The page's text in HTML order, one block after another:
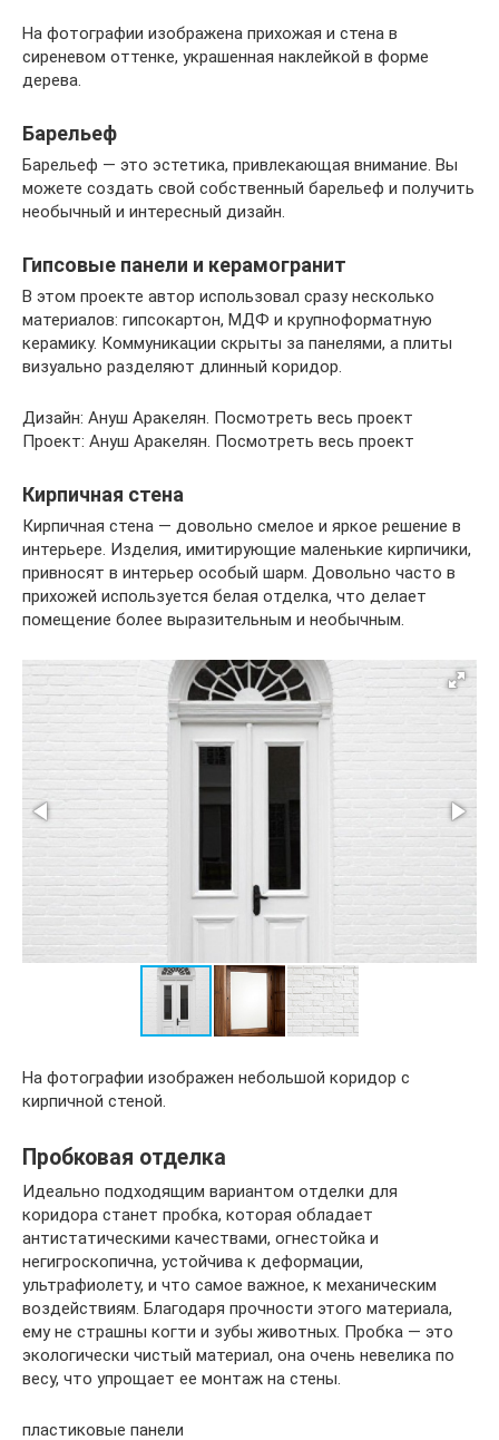
На фотографии изображена прихожая и стена в
сиреневом оттенке, украшенная наклейкой в форме
дерева.
Барельеф
Барельеф — это эстетика, привлекающая внимание. Вы
можете создать свой собственный барельеф и получить
необычный и интересный дизайн.
Гипсовые панели и керамогранит
В этом проекте автор использовал сразу несколько
материалов: гипсокартон, МДФ и крупноформатную
керамику. Коммуникации скрыты за панелями, а плиты
визуально разделяют длинный коридор.
Дизайн: Ануш Аракелян. Посмотреть весь проект
Проект: Ануш Аракелян. Посмотреть весь проект
Кирпичная стена
Кирпичная стена — довольно смелое и яркое решение в
интерьере. Изделия, имитирующие маленькие кирпичики,
привносят в интерьер особый шарм. Довольно часто в
прихожей используется белая отделка, что делает
помещение более выразительным и необычным.
На фотографии изображен небольшой коридор с
кирпичной стеной.
Пробковая отделка
Идеально подходящим вариантом отделки для
коридора станет пробка, которая обладает
антистатическими качествами, огнестойка и
негигроскопична, устойчива к деформации,
ультрафиолету, и что самое важное, к механическим
воздействиям. Благодаря прочности этого материала,
ему не страшны когти и зубы животных. Пробка — это
экологически чистый материал, она очень невелика по
весу, что упрощает ее монтаж на стены.
пластиковые панели